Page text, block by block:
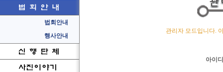
관리자 모드입니다.
아이